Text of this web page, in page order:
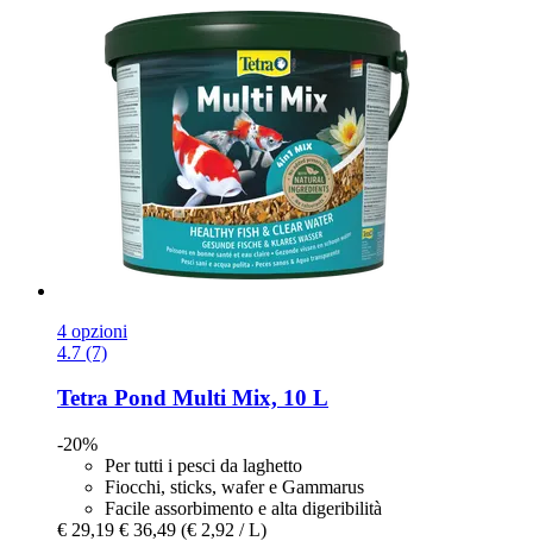
4 opzioni
4.7 (7)
Tetra Pond Multi Mix, 10 L
-20%
Per tutti i pesci da laghetto
Fiocchi, sticks, wafer e Gammarus
Facile assorbimento e alta digeribilità
€ 29,19 € 36,49 (€ 2,92 / L)